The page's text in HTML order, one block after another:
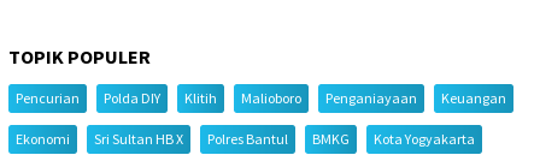
TOPIK POPULER
Pencurian Polda DIY Klitih Malioboro Penganiayaan Keuangan
Ekonomi Sri Sultan HB X Polres Bantul BMKG Kota Yogyakarta